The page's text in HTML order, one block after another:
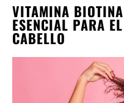
VITAMINA
ESENCIAL PARA
CABELLO